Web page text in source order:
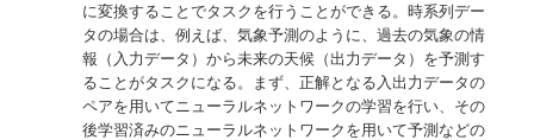
に変換することでタスクを行うことができる。時系列デー
タの場合は、例えば、気象予測のように、過去の気象の情
報（入力データ）から未来の天候（出力データ）を予測す
ることがタスクになる。まず、正解となる入出力データの
ペアを用いてニューラルネットワークの学習を行い、その
後学習済みのニューラルネットワークを用いて予測などの